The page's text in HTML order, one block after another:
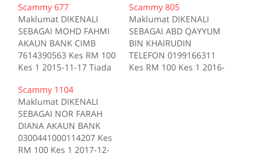
Scammy 677
Maklumat DIKENALI
SEBAGAI MOHD FAHMI
AKAUN BANK CIMB
7614390563 Kes RM 100
Kes 1 2015-11-17 Tiada
scam.my id:677
Scammy 805
Maklumat DIKENALI
SEBAGAI ABD QAYYUM
BIN KHAIRUDIN
TELEFON 0199166311
Kes RM 100 Kes 1 2016-
Scammy 1104
Maklumat DIKENALI
SEBAGAI NOR FARAH
DIANA AKAUN BANK
0300441000114207 Kes
RM 100 Kes 1 2017-12-